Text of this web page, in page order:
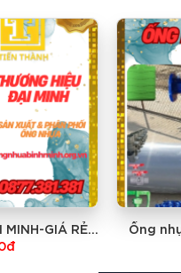
GIÁ RẺ
Ống